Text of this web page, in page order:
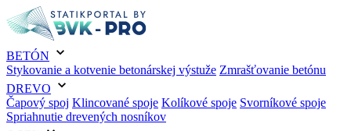
BETÓN
Stykovanie a kotvenie betonárskej výstuže Zmrašťovanie betónu
DREVO
Čapový spoj Klincované spoje Kolíkové spoje Svorníkové spoje
Spriahnutie drevených nosníkov